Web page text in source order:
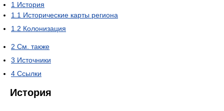
1 История
1.1 Исторические карты региона
1.2 Колонизация
2 См. также
3 Источники
4 Ссылки
История